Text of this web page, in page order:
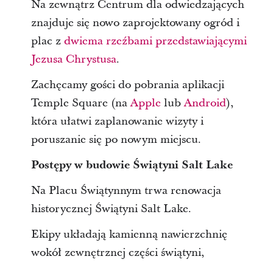
Na zewnątrz Centrum dla odwiedzających
znajduje się nowo zaprojektowany ogród i
plac z dwiema rzeźbami przedstawiającymi
Jezusa Chrystusa.
Zachęcamy gości do pobrania aplikacji
Temple Square (naApple lubAndroid),
która ułatwi zaplanowanie wizyty i
poruszanie się po nowym miejscu.
Postępy w budowie Świątyni Salt Lake
Na Placu Świątynnym trwa renowacja
historycznej Świątyni Salt Lake.
Ekipy układają kamienną nawierzchnię
wokół zewnętrznej części świątyni,